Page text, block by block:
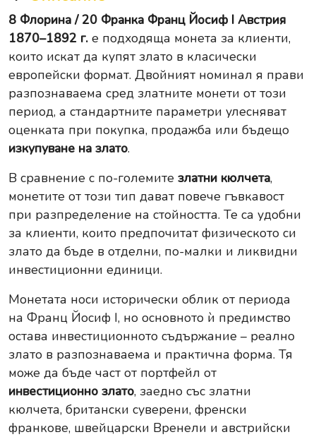
8 Флорина / 20 Франка Франц Йосиф I Австрия
1870–1892 г. е подходяща монета за клиенти,
които искат да купят злато в класически
европейски формат. Двойният номинал я прави
разпознаваема сред златните монети от този
период, а стандартните параметри улесняват
оценката при покупка, продажба или бъдещо
изкупуване на злато.
В сравнение с по-големите златни кюлчета,
монетите от този тип дават повече гъвкавост
при разпределение на стойността. Те са удобни
за клиенти, които предпочитат физическото си
злато да бъде в отделни, по-малки и ликвидни
инвестиционни единици.
Монетата носи исторически облик от периода
на Франц Йосиф I, но основното ѝ предимство
остава инвестиционното съдържание – реално
злато в разпознаваема и практична форма. Тя
може да бъде част от портфейл от
инвестиционно злато, заедно със златни
кюлчета, британски суверени, френски
франкове, швейцарски Вренели и австрийски